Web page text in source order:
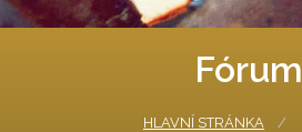
Fórum
HLAVNÍ STRÁNKA